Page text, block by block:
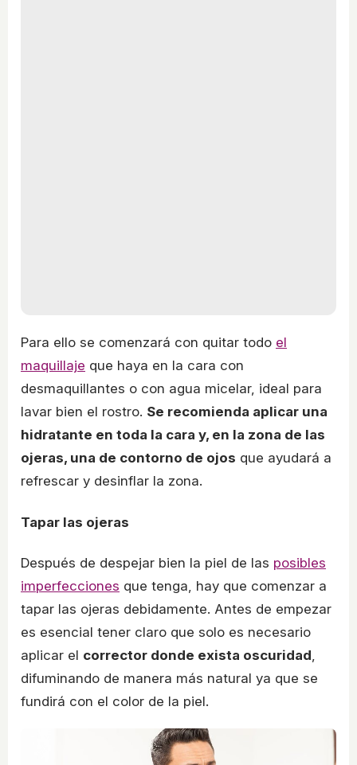
Para ello se comenzará con quitar todo el
maquillaje que haya en la cara con
desmaquillantes o con agua micelar, ideal para
lavar bien el rostro. Se recomienda aplicar una
hidratante en toda la cara y, en la zona de las
ojeras, una de contorno de ojos que ayudará a
refrescar y desinflar la zona.
Tapar las ojeras
Después de despejar bien la piel de las posibles
imperfecciones que tenga, hay que comenzar a
tapar las ojeras debidamente. Antes de empezar
es esencial tener claro que solo es necesario
aplicar el corrector donde exista oscuridad,
difuminando de manera más natural ya que se
fundirá con el color de la piel.